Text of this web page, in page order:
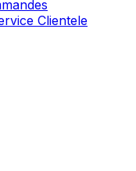
Clientele